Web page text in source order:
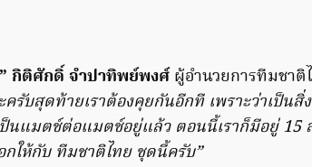
กิติศักดิ์ จำปาทิพย์พงศ์ ผู้อำนวยการทีมชาติ
ครับสุดท้ายเราต้องคุยกันอีกที เพราะว่าเป็นสิ่
ป็นแมตช์ต่อแมตช์อยู่แล้ว ตอนนี้เราก็มีอยู่ 15
ให้กับ ทีมชาติไทย ชุดนี้ครับ”